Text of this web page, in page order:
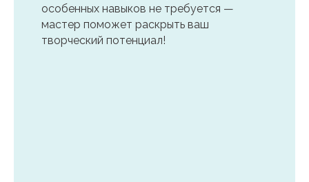
особенных навыков не требуется —
мастер поможет раскрыть ваш
творческий потенциал!